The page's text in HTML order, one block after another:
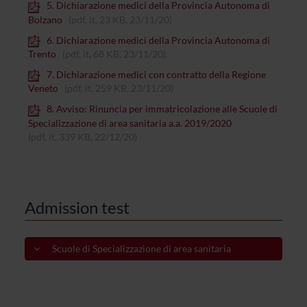
5. Dichiarazione medici della Provincia Autonoma di
Bolzano
6. Dichiarazione medici della Provincia Autonoma di
Trento
7. Dichiarazione medici con contratto della Regione
Veneto
8. Avviso: Rinuncia per immatricolazione alle Scuole di
Specializzazione di area sanitaria a.a. 2019/2020
Admission test
Scuole di Specializzazione di area sanitaria